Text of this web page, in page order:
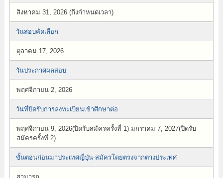
สิงหาคม 31, 2026 (ถึงกำหนดเวลา)
วันสอบคัดเลือก
ตุลาคม 17, 2026
วันประกาศผลสอบ
พฤศจิกายน 2, 2026
วันที่ปิดรับการลงทะเบียนเข้าศึกษาต่อ
พฤศจิกายน 9, 2026(ปิดรับสมัครครั้งที่ 1) มกราคม 7, 2027(ปิดรับ
สมัครครั้งที่ 2)
ขั้นตอนก่อนมาประเทศญี่ปุ่น-สมัครโดยตรงจากต่างประเทศ